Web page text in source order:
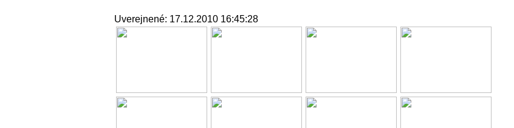
Uverejnené: 17.12.2010 16:45:28